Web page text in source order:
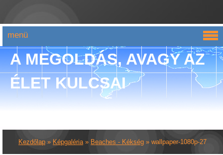
A MEGOLDÁS, AVAGY AZ
ÉLET KULCSAI
Kezdőlap » Képgaléria» Beaches - Kékség » wallpaper-1080p-27
menü